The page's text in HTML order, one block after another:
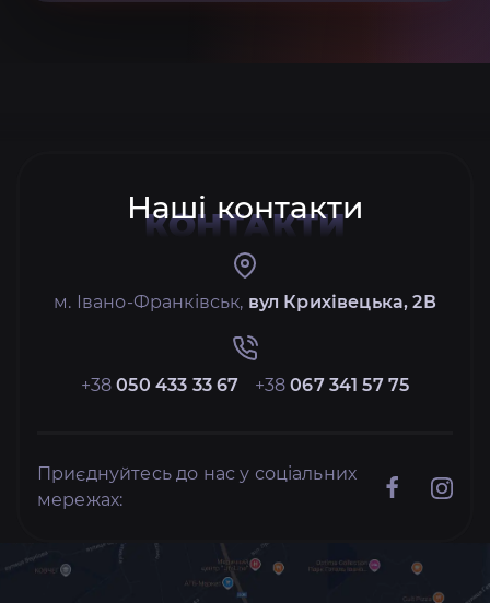
Наші контакти
КОНТАКТИ
м. Івано-Франківськ, вул Крихівецька, 2В
+38050 433 33 67 +38067 341 57 75
Приєднуйтесь до нас у соціальних
мережах: